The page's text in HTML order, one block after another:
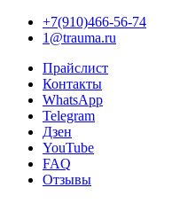
+7(910)466-56-74
1@trauma.ru
Прайслист
Контакты
WhatsApp
Telegram
Дзен
YouTube
FAQ
Отзывы